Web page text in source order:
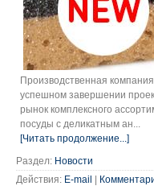
Производственная
успешном завершении
рынок комплексного
посуды с деликатным ан...
[Читать продолжение...]
Раздел: Новости
Действия: E-mail |